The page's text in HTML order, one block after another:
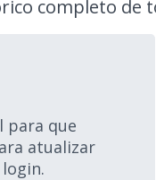
completo
para que
atualizar